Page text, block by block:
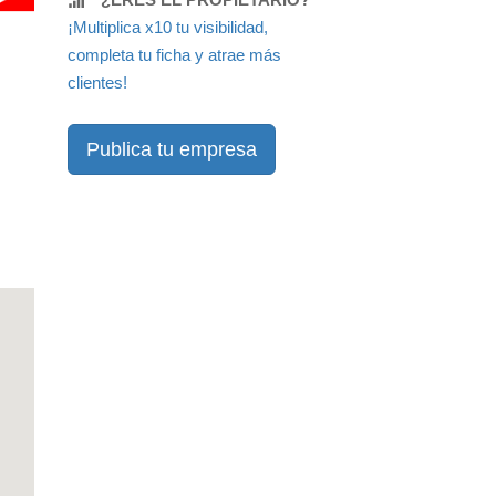
¡Multiplica x10 tu visibilidad,
completa tu ficha y atrae más
clientes!
Publica tu empresa